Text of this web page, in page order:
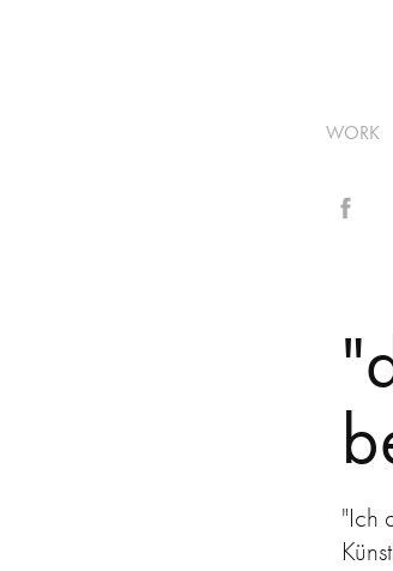
WORK
"Ich